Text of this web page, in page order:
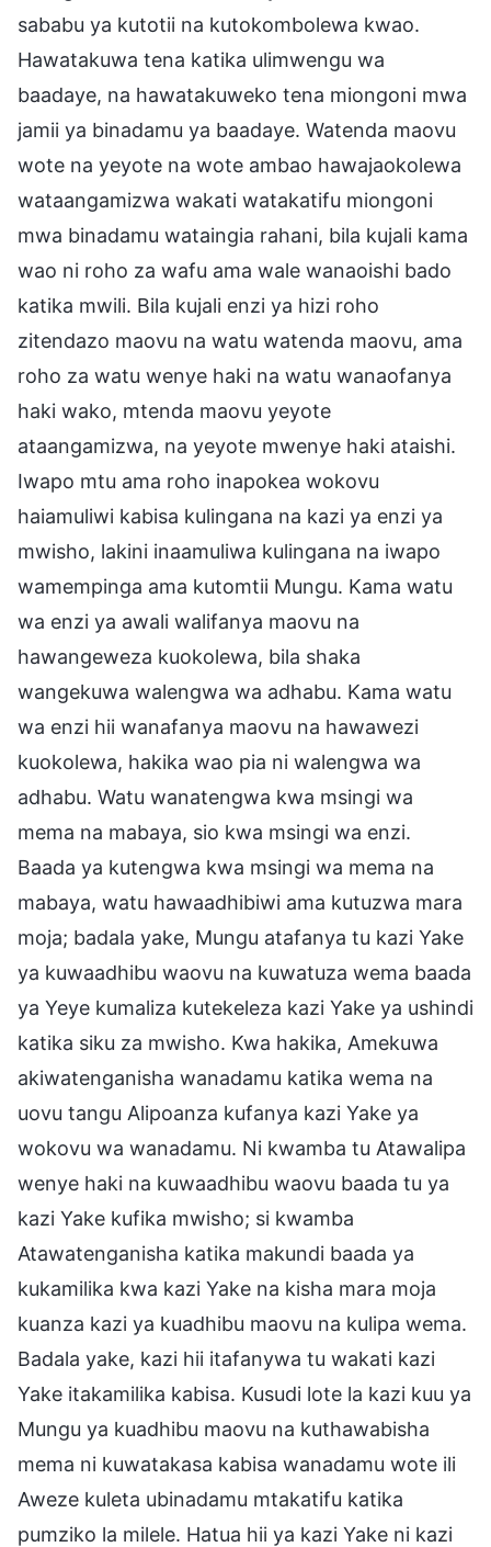
sababu ya kutotii na kutokombolewa kwao.
Hawatakuwa tena katika ulimwengu wa
baadaye, na hawatakuweko tena miongoni mwa
jamii ya binadamu ya baadaye. Watenda maovu
wote na yeyote na wote ambao hawajaokolewa
wataangamizwa wakati watakatifu miongoni
mwa binadamu wataingia rahani, bila kujali kama
wao ni roho za wafu ama wale wanaoishi bado
katika mwili. Bila kujali enzi ya hizi roho
zitendazo maovu na watu watenda maovu, ama
roho za watu wenye haki na watu wanaofanya
haki wako, mtenda maovu yeyote
ataangamizwa, na yeyote mwenye haki ataishi.
Iwapo mtu ama roho inapokea wokovu
haiamuliwi kabisa kulingana na kazi ya enzi ya
mwisho, lakini inaamuliwa kulingana na iwapo
wamempinga ama kutomtii Mungu. Kama watu
wa enzi ya awali walifanya maovu na
hawangeweza kuokolewa, bila shaka
wangekuwa walengwa wa adhabu. Kama watu
wa enzi hii wanafanya maovu na hawawezi
kuokolewa, hakika wao pia ni walengwa wa
adhabu. Watu wanatengwa kwa msingi wa
mema na mabaya, sio kwa msingi wa enzi.
Baada ya kutengwa kwa msingi wa mema na
mabaya, watu hawaadhibiwi ama kutuzwa mara
moja; badala yake, Mungu atafanya tu kazi Yake
ya kuwaadhibu waovu na kuwatuza wema baada
ya Yeye kumaliza kutekeleza kazi Yake ya ushindi
katika siku za mwisho. Kwa hakika, Amekuwa
akiwatenganisha wanadamu katika wema na
uovu tangu Alipoanza kufanya kazi Yake ya
wokovu wa wanadamu. Ni kwamba tu Atawalipa
wenye haki na kuwaadhibu waovu baada tu ya
kazi Yake kufika mwisho; si kwamba
Atawatenganisha katika makundi baada ya
kukamilika kwa kazi Yake na kisha mara moja
kuanza kazi ya kuadhibu maovu na kulipa wema.
Badala yake, kazi hii itafanywa tu wakati kazi
Yake itakamilika kabisa. Kusudi lote la kazi kuu ya
Mungu ya kuadhibu maovu na kuthawabisha
mema ni kuwatakasa kabisa wanadamu wote ili
Aweze kuleta ubinadamu mtakatifu katika
pumziko la milele. Hatua hii ya kazi Yake ni kazi